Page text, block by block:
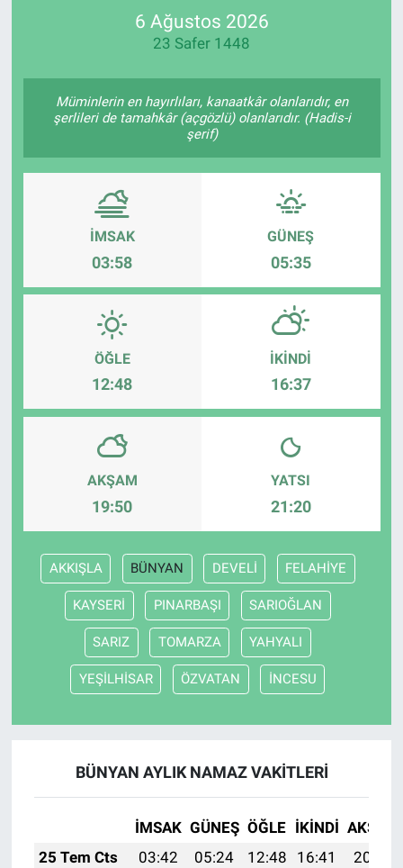
6 Ağustos 2026
23 Safer 1448
Müminlerin en hayırlıları, kanaatkâr olanlarıdır, en
şerlileri de tamahkâr (açgözlü) olanlarıdır. (Hadis-i
şerif)
İMSAK
03:58
GÜNEŞ
05:35
ÖĞLE
12:48
İKINDI
16:37
AKŞAM
19:50
YATSI
21:20
AKKIŞLA BÜNYAN DEVELİ FELAHİYE
KAYSERİ PINARBAŞI SARIOĞLAN
SARIZ TOMARZA YAHYALI
YEŞİLHİSAR ÖZVATAN İNCESU
BÜNYAN AYLIK NAMAZ VAKITLERI
İMSAK GÜNEŞ ÖĞLE İKINDI AKŞAM
25 Tem Cts
03:42 05:24 12:48 16:41
20:02
RESMİ İLANLAR